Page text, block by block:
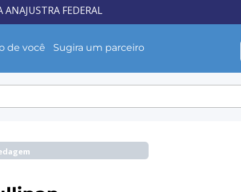
ANAJUSTRA FEDERAL
de você Sugira um parceiro